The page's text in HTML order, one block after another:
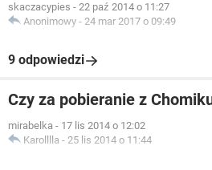
skaczacypies - 22 paź 2014 o 11:27
Anonimowy - 24 mar 2017 o 09:49
9 odpowiedzi
Czy za pobieranie z
mirabelka - 17 lis 2014 o 12:02
Karolllla - 25 lis 2014 o 11:44